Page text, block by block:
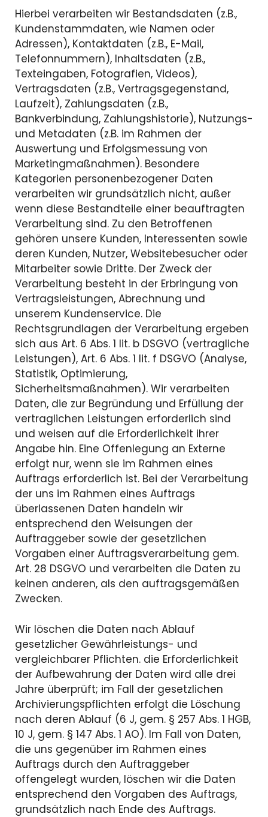
Hierbei verarbeiten wir Bestandsdaten (z.B.,
Kundenstammdaten, wie Namen oder
Adressen), Kontaktdaten (z.B., E-Mail,
Telefonnummern), Inhaltsdaten (z.B.,
Texteingaben, Fotografien, Videos),
Vertragsdaten (z.B., Vertragsgegenstand,
Laufzeit), Zahlungsdaten (z.B.,
Bankverbindung, Zahlungshistorie), Nutzungs-
und Metadaten (z.B. im Rahmen der
Auswertung und Erfolgsmessung von
Marketingmaßnahmen). Besondere
Kategorien personenbezogener Daten
verarbeiten wir grundsätzlich nicht, außer
wenn diese Bestandteile einer beauftragten
Verarbeitung sind. Zu den Betroffenen
gehören unsere Kunden, Interessenten sowie
deren Kunden, Nutzer, Websitebesucher oder
Mitarbeiter sowie Dritte. Der Zweck der
Verarbeitung besteht in der Erbringung von
Vertragsleistungen, Abrechnung und
unserem Kundenservice. Die
Rechtsgrundlagen der Verarbeitung ergeben
sich aus Art. 6 Abs. 1 lit. b DSGVO (vertragliche
Leistungen), Art. 6 Abs. 1 lit. f DSGVO (Analyse,
Statistik, Optimierung,
Sicherheitsmaßnahmen). Wir verarbeiten
Daten, die zur Begründung und Erfüllung der
vertraglichen Leistungen erforderlich sind
und weisen auf die Erforderlichkeit ihrer
Angabe hin. Eine Offenlegung an Externe
erfolgt nur, wenn sie im Rahmen eines
Auftrags erforderlich ist. Bei der Verarbeitung
der uns im Rahmen eines Auftrags
überlassenen Daten handeln wir
entsprechend den Weisungen der
Auftraggeber sowie der gesetzlichen
Vorgaben einer Auftragsverarbeitung gem.
Art. 28 DSGVO und verarbeiten die Daten zu
keinen anderen, als den auftragsgemäßen
Zwecken.
Wir löschen die Daten nach Ablauf
gesetzlicher Gewährleistungs- und
vergleichbarer Pflichten. die Erforderlichkeit
der Aufbewahrung der Daten wird alle drei
Jahre überprüft; im Fall der gesetzlichen
Archivierungspflichten erfolgt die Löschung
nach deren Ablauf (6 J, gem. § 257 Abs. 1 HGB,
10 J, gem. § 147 Abs. 1 AO). Im Fall von Daten,
die uns gegenüber im Rahmen eines
Auftrags durch den Auftraggeber
offengelegt wurden, löschen wir die Daten
entsprechend den Vorgaben des Auftrags,
grundsätzlich nach Ende des Auftrags.